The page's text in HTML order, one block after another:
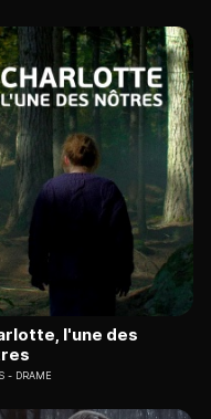
l'une des
DRAME